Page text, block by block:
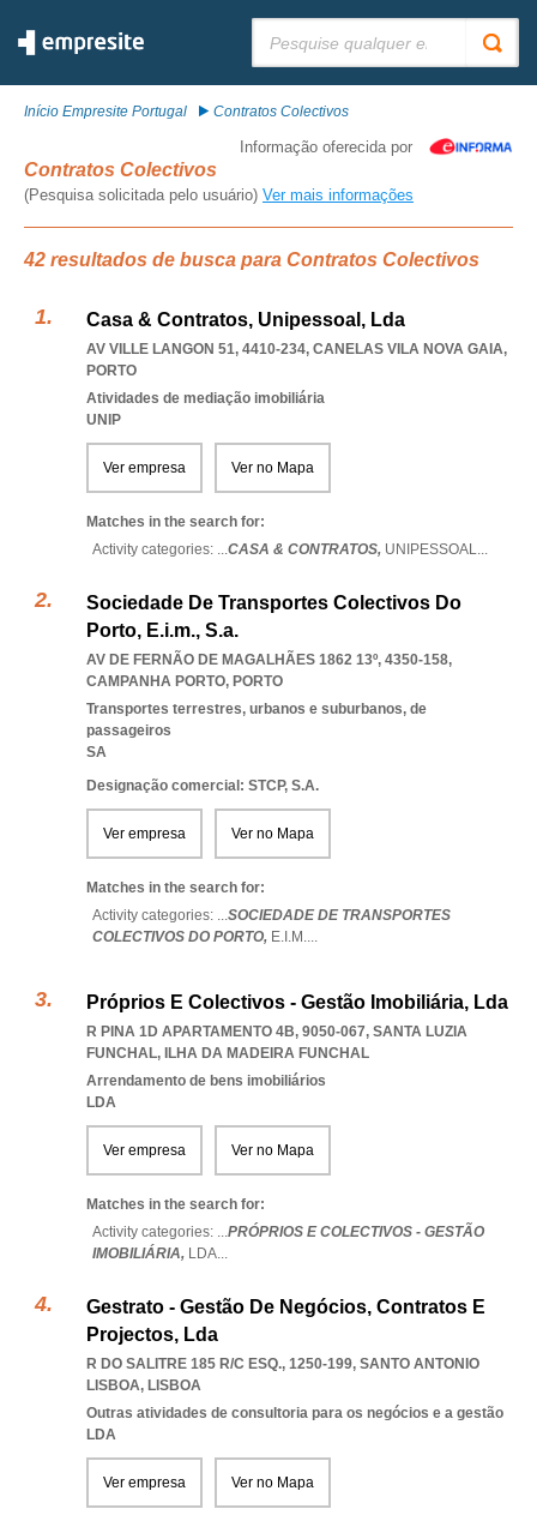
Início Empresite Portugal Contratos Colectivos
Informação oferecida por
Contratos Colectivos
(Pesquisa solicitada pelo usuário) Ver mais informações
42 resultados de busca para Contratos Colectivos
Casa & Contratos, Unipessoal, Lda
AV VILLE LANGON 51, 4410-234, CANELAS VILA NOVA GAIA,
PORTO
Atividades de mediação imobiliária
UNIP
Ver empresa Ver no Mapa
Matches in the search for:
Activity categories: ...CASA & CONTRATOS, UNIPESSOAL...
Sociedade De Transportes Colectivos Do
Porto, E.i.m., S.a.
AV DE FERNÃO DE MAGALHÃES 1862 13º, 4350-158,
CAMPANHA PORTO, PORTO
Transportes terrestres, urbanos e suburbanos, de
passageiros
SA
Designação comercial: STCP, S.A.
Ver empresa Ver no Mapa
Matches in the search for:
Activity categories: ...SOCIEDADE DE TRANSPORTES
COLECTIVOS DO PORTO, E.I.M....
Próprios E Colectivos - Gestão Imobiliária, Lda
R PINA 1D APARTAMENTO 4B, 9050-067, SANTA LUZIA
FUNCHAL, ILHA DA MADEIRA FUNCHAL
Arrendamento de bens imobiliários
LDA
Ver empresa Ver no Mapa
Matches in the search for:
Activity categories: ...PRÓPRIOS E COLECTIVOS - GESTÃO
IMOBILIÁRIA, LDA...
Gestrato - Gestão De Negócios, Contratos E
Projectos, Lda
R DO SALITRE 185 R/C ESQ., 1250-199, SANTO ANTONIO
LISBOA, LISBOA
Outras atividades de consultoria para os negócios e a gestão
LDA
Ver empresa Ver no Mapa